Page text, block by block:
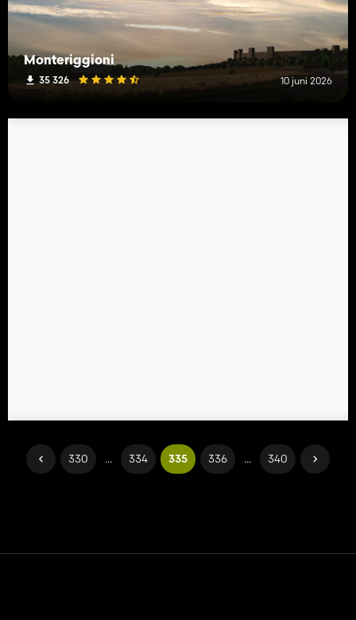
Monteriggioni
35 326 10 juni 2026
330 ... 334 335 336 ... 340